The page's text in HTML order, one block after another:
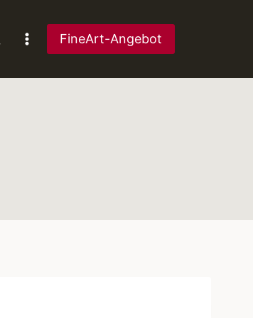
FineArt-Angebot